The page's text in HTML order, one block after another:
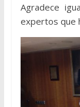
Agradece
expertos que